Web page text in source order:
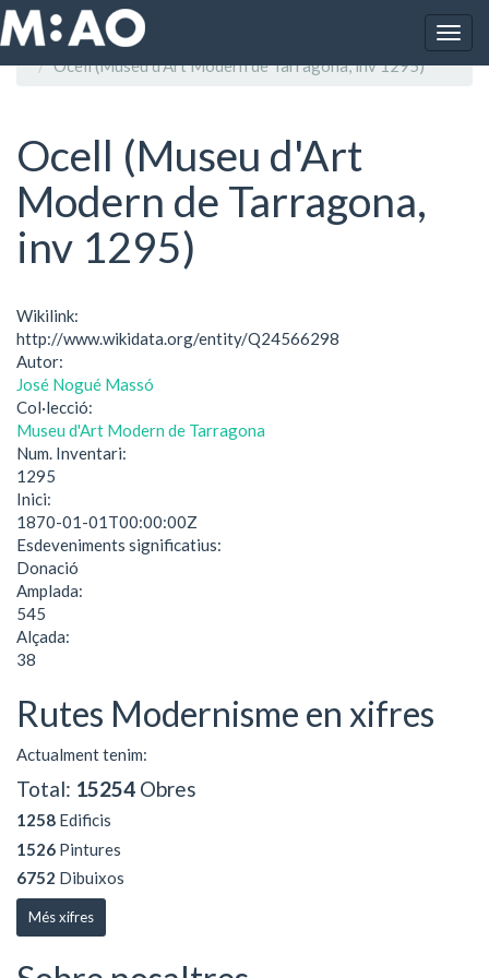
Vés al contingut
Inici
Ocell (Museu d'Art Modern de Tarragona, inv 1295)
Ocell (Museu d'Art
Modern de Tarragona,
inv 1295)
Wikilink:
http://www.wikidata.org/entity/Q24566298
Autor:
José Nogué Massó
Col·lecció:
Museu d'Art Modern de Tarragona
Num. Inventari:
1295
Inici:
1870-01-01T00:00:00Z
Esdeveniments significatius:
Donació
Amplada:
545
Alçada:
38
Rutes Modernisme en xifres
Actualment tenim:
Total: 15254 Obres
1258 Edificis
1526 Pintures
6752 Dibuixos
Més xifres